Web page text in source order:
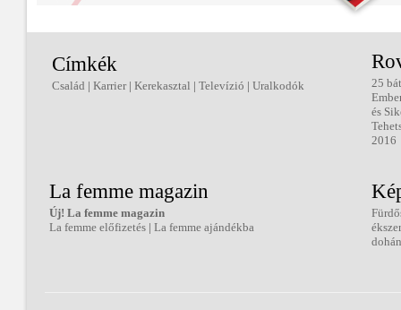
Címkék
Család | Karrier| Kerekasztal | Televízió | Uralkodók
25
és
2016
La femme magazin
Új! La femme magazin
La femme előfizetés | La femme ajándékba